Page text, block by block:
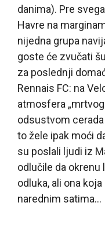
danima). Pre
Havre na
nijedna grupa
goste će zvučati
za poslednji
Rennais FC: na
atmosfera
odsustvom
to žele ipak moći
su poslali ljudi iz
odlučile da okrenu
odluka, ali ona
narednim satima…